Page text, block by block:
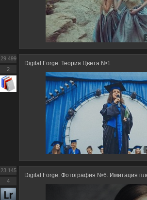
Digital Forge. Теория Цвета №1
29 499
2
Digital Forge. Фотография №6. Имитация
23 145
4